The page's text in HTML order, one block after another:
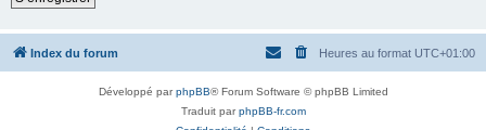
Index du forum Heures au format UTC+01:00
Développé parphpBB® Forum Software © phpBB Limited
Traduit parphpBB-fr.com